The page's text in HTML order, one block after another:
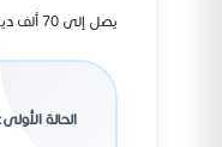
يصل إلى 70 ألف دينار أردني في حالتين رئيسيتين:
الحالة